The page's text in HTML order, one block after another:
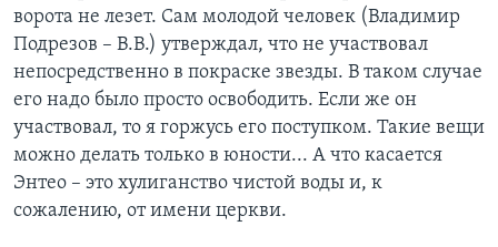
ворота не лезет. Сам молодой человек (Владимир
Подрезов – В.В.) утверждал, что не участвовал
непосредственно в покраске звезды. В таком случае
его надо было просто освободить. Если же он
участвовал, то я горжусь его поступком. Такие вещи
можно делать только в юности... А что касается
Энтео – это хулиганство чистой воды и, к
сожалению, от имени церкви.